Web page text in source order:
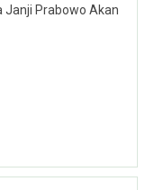
Janji Prabowo Akan